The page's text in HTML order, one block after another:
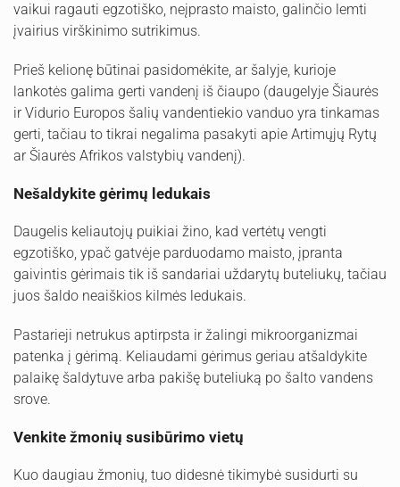
vaikui ragauti egzotiško, neįprasto maisto, galinčio lemti
įvairius virškinimo sutrikimus.
Prieš kelionę būtinai pasidomėkite, ar šalyje, kurioje
lankotės galima gerti vandenį iš čiaupo (daugelyje Šiaurės
ir Vidurio Europos šalių vandentiekio vanduo yra tinkamas
gerti, tačiau to tikrai negalima pasakyti apie Artimųjų Rytų
ar Šiaurės Afrikos valstybių vandenį).
Nešaldykite gėrimų ledukais
Daugelis keliautojų puikiai žino, kad vertėtų vengti
egzotiško, ypač gatvėje parduodamo maisto, įpranta
gaivintis gėrimais tik iš sandariai uždarytų buteliukų, tačiau
juos šaldo neaiškios kilmės ledukais.
Pastarieji netrukus aptirpsta ir žalingi mikroorganizmai
patenka į gėrimą. Keliaudami gėrimus geriau atšaldykite
palaikę šaldytuve arba pakišę buteliuką po šalto vandens
srove.
Venkite žmonių susibūrimo vietų
Kuo daugiau žmonių, tuo didesnė tikimybė susidurti su